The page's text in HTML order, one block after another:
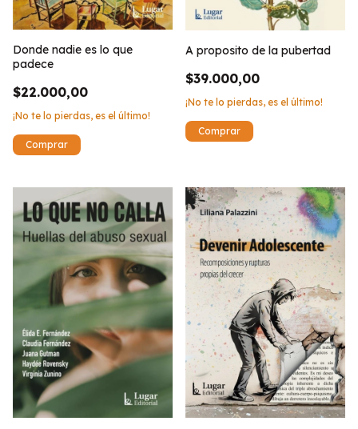
Donde nadie es lo que
padece
$22.000,00
¡No te lo pierdas, es el último!
A proposito de la pubertad
$39.000,00
¡No te lo pierdas, es el último!